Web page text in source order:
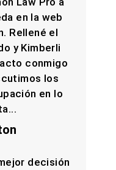
en la web
Rellené el
y Kimberli
conmigo
los
en lo
decisión